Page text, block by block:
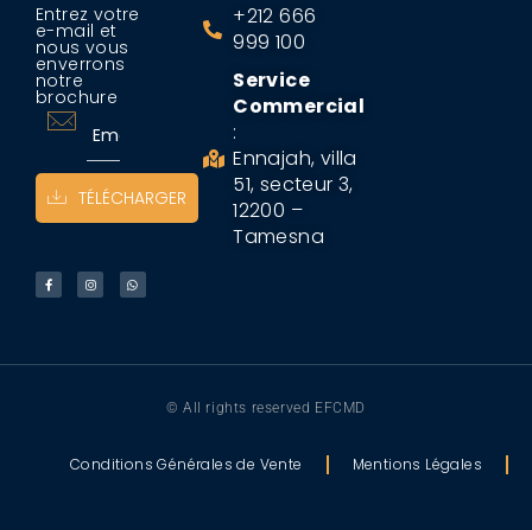
Entrez votre
e-mail et
nous vous
enverrons
notre
brochure
TÉLÉCHARGER
+212 666
999 100
Service
Commercial
:
Ennajah, villa
51, secteur 3,
12200 –
Tamesna
© All rights reserved EFCMD
Conditions Générales de Vente Mentions Légales